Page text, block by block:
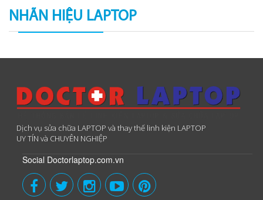
NHÃN HIỆU LAPTOP
Dịch vụ sửa chữa LAPTOP và thay thế linh kiện LAPTOP
UY TÍN và CHUYÊN NGHIỆP
Social Doctorlaptop.com.vn